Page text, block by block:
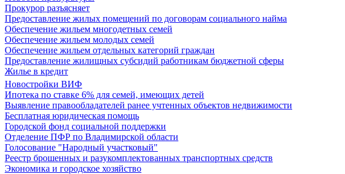
Прокурор разъясняет
Предоставление жилых помещений по договорам социального найма
Обеспечение жильем многодетных семей
Обеспечение жильем молодых семей
Обеспечение жильем отдельных категорий граждан
Предоставление жилищных субсидий работникам бюджетной сферы
Жилье в кредит
Новостройки ВИФ
Ипотека по ставке 6% для семей, имеющих детей
Выявление правообладателей ранее учтенных объектов недвижимости
Бесплатная юридическая помощь
Городской фонд социальной поддержки
Отделение ПФР по Владимирской области
Голосование "Народный участковый"
Реестр брошенных и разукомплектованных транспортных средств
Экономика и городское хозяйство